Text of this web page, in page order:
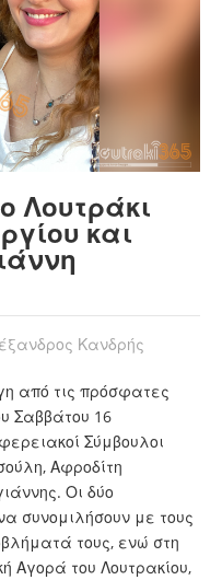
Λουτράκι
και
Κανδρής
από τις πρόσφατες
Σαββάτου 16
Σύμβουλοι
Αφροδίτη
Οι δύο
συνομιλήσουν με τους
τους, ενώ στη
Αγορά του Λουτρακίου,